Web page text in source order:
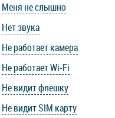
Меня не слышно
Нет звука
Не работает камера
Не работает Wi-Fi
Не видит флешку
Не видит SIM карту